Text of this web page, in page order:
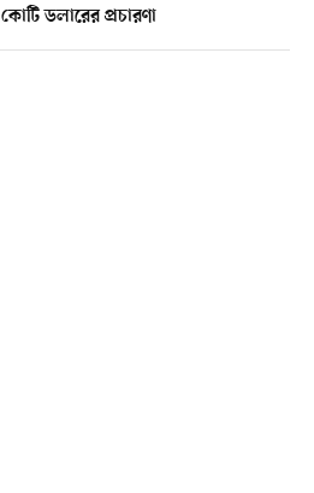
কোটি ডলারের প্রচারণা